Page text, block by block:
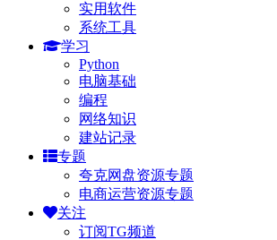
实用软件
系统工具
学习
Python
电脑基础
编程
网络知识
建站记录
专题
夸克网盘资源专题
电商运营资源专题
关注
订阅TG频道